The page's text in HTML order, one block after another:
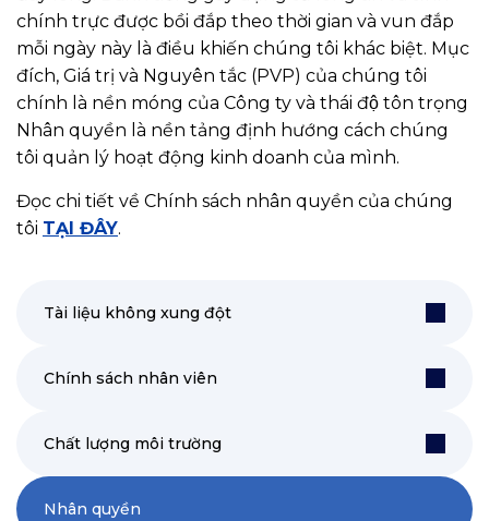
chính trực được bồi đắp theo thời gian và vun đắp
mỗi ngày này là điều khiến chúng tôi khác biệt. Mục
đích, Giá trị và Nguyên tắc (PVP) của chúng tôi
chính là nền móng của Công ty và thái độ tôn trọng
Nhân quyền là nền tảng định hướng cách chúng
tôi quản lý hoạt động kinh doanh của mình.
Đọc chi tiết về Chính sách nhân quyền của chúng
tôi TẠI ĐÂY.
Tài liệu không xung đột
Chính sách nhân viên
Chất lượng môi trường
Nhân quyền